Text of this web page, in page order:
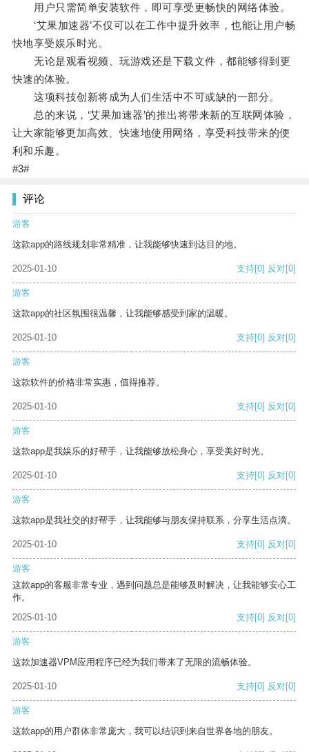
用户只需简单安装软件，即可享受更畅快的网络体验。
‘艾果加速器’不仅可以在工作中提升效率，也能让用户畅
快地享受娱乐时光。
无论是观看视频、玩游戏还是下载文件，都能够得到更
快速的体验。
这项科技创新将成为人们生活中不可或缺的一部分。
总的来说，‘艾果加速器’的推出将带来新的互联网体验，
让大家能够更加高效、快速地使用网络，享受科技带来的便
利和乐趣。
#3#
评论
游客
这款app的路线规划非常精准，让我能够快速到达目的地。
2025-01-10 支持[0] 反对[0]
游客
这款app的社区氛围很温馨，让我能够感受到家的温暖。
2025-01-10 支持[0] 反对[0]
游客
这款软件的价格非常实惠，值得推荐。
2025-01-10 支持[0] 反对[0]
游客
这款app是我娱乐的好帮手，让我能够放松身心，享受美好时光。
2025-01-10 支持[0] 反对[0]
游客
这款app是我社交的好帮手，让我能够与朋友保持联系，分享生活点滴。
2025-01-10 支持[0] 反对[0]
游客
这款app的客服非常专业，遇到问题总是能够及时解决，让我能够安心工
作。
2025-01-10
支持[0] 反对[0]
游客
这款加速器VPM应用程序已经为我们带来了无限的流畅体验。
2025-01-10 支持[0] 反对[0]
游客
这款app的用户群体非常庞大，我可以结识到来自世界各地的朋友。